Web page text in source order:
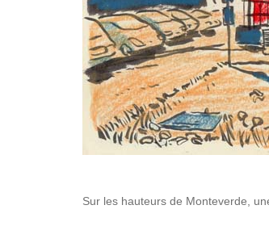
Sur les hauteurs de Monteverde,